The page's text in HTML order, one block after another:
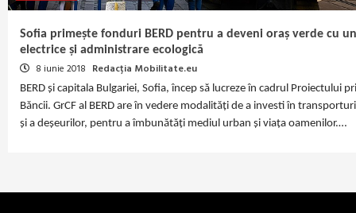
Sofia primește fonduri BERD pentru a deveni oraș verde cu
electrice și administrare ecologică
8 iunie 2018 Redacția Mobilitate.eu
BERD și capitala Bulgariei, Sofia, încep să lucreze în cadrul Proiectului
Băncii. GrCF al BERD are în vedere modalități de a investi în
și a deșeurilor, pentru a îmbunătăți mediul urban și viața oamenilor.…